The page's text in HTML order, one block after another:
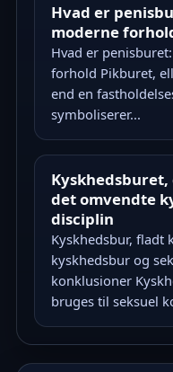
Hvad er
moderne
Hvad er
forhold Pikburet,
end en
symboliserer...
det omvendte
disciplin
Kyskhedsbur, fladt
kyskhedsbur og
konklusioner
bruges til seksuel